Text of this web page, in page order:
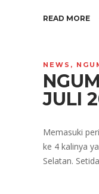
READ MORE
NEWS ,
JULI
Memasuki
ke 4 kalinya
Selatan.